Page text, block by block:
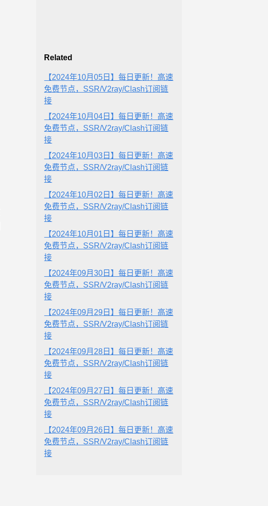
Related
【2024年10月05日】每日更新！高速
免费节点，SSR/V2ray/Clash订阅链
接
【2024年10月04日】每日更新！高速
免费节点，SSR/V2ray/Clash订阅链
接
【2024年10月03日】每日更新！高速
免费节点，SSR/V2ray/Clash订阅链
接
【2024年10月02日】每日更新！高速
免费节点，SSR/V2ray/Clash订阅链
接
【2024年10月01日】每日更新！高速
免费节点，SSR/V2ray/Clash订阅链
接
【2024年09月30日】每日更新！高速
免费节点，SSR/V2ray/Clash订阅链
接
【2024年09月29日】每日更新！高速
免费节点，SSR/V2ray/Clash订阅链
接
【2024年09月28日】每日更新！高速
免费节点，SSR/V2ray/Clash订阅链
接
【2024年09月27日】每日更新！高速
免费节点，SSR/V2ray/Clash订阅链
接
【2024年09月26日】每日更新！高速
免费节点，SSR/V2ray/Clash订阅链
接